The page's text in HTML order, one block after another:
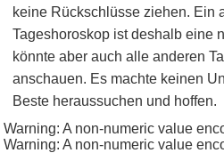
keine Rückschlüsse ziehen. Ein
Tageshoroskop ist deshalb eine
könnte aber auch alle anderen
anschauen. Es machte keinen
Beste heraussuchen und hoffen.
Warning: A non-numeric value
Warning: A non-numeric value